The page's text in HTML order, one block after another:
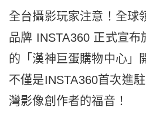
全台攝影玩家注意！全球
品牌 INSTA360 正式宣布
的「漢神巨蛋購物中心」
不僅是INSTA360首次進
灣影像創作者的福音！